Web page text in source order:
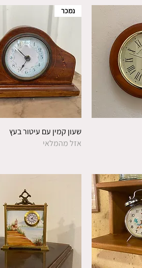
נמכר
שעון קמין עם עיטור בעץ
אזל מהמלאי